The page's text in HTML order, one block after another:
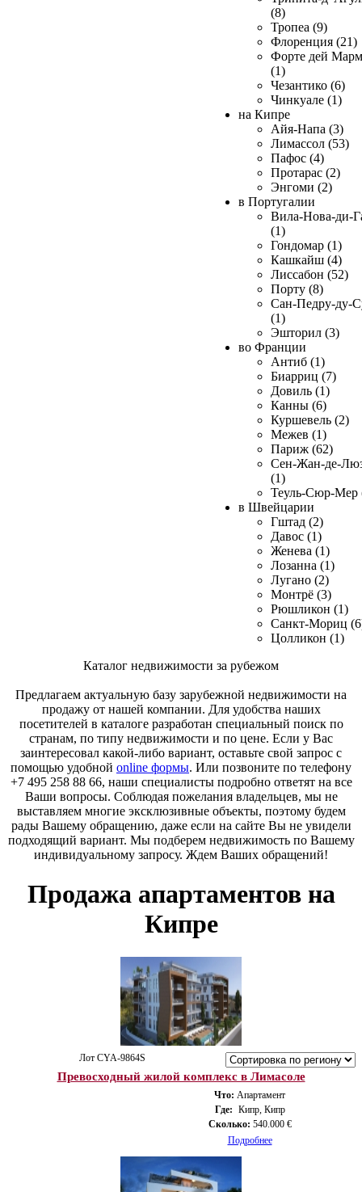
(8)
Тропеа (9)
Флоренция (21)
Форте дей
(1)
Чезантико (6)
Чинкуале (1)
на Кипре
Айя-Напа (3)
Лимассол (53)
Пафос (4)
Протарас (2)
Энгоми (2)
в Португалии
Вила-Нова-ди-
(1)
Гондомар (1)
Кашкайш (4)
Лиссабон (52)
Порту (8)
Сан-Педру-ду-
(1)
Эшторил (3)
во Франции
Антиб (1)
Биарриц (7)
Довиль (1)
Канны (6)
Куршевель (2)
Межев (1)
Париж (62)
Сен-Жан-де-
(1)
Теуль-Сюр-Мер
в Швейцарии
Гштад (2)
Давос (1)
Женева (1)
Лозанна (1)
Лугано (2)
Монтрё (3)
Рюшликон (1)
Санкт-Мориц
Цолликон (1)
Каталог недвижимости за рубежом
Предлагаем актуальную базу зарубежной недвижимости на
продажу от нашей компании. Для удобства наших
посетителей в каталоге разработан специальный поиск по
странам, по типу недвижимости и по цене. Если у Вас
заинтересовал какой-либо вариант, оставьте свой запрос с
помощью удобной online формы. Или позвоните по телефону
+7 495 258 88 66, наши специалисты подробно ответят на все
Ваши вопросы. Соблюдая пожелания владельцев, мы не
выставляем многие эксклюзивные объекты, поэтому будем
рады Вашему обращению, даже если на сайте Вы не увидели
подходящий вариант. Мы подберем недвижимость по Вашему
индивидуальному запросу. Ждем Ваших обращений!
Продажа апартаментов на
Кипре
Лот CYA-9864S
Превосходный жилой комплекс в Лимасоле
Что: Апартамент
Где: Кипр, Кипр
Сколько: 540.000 €
Подробнее